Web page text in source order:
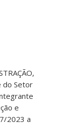
do Setor
e
2023 a